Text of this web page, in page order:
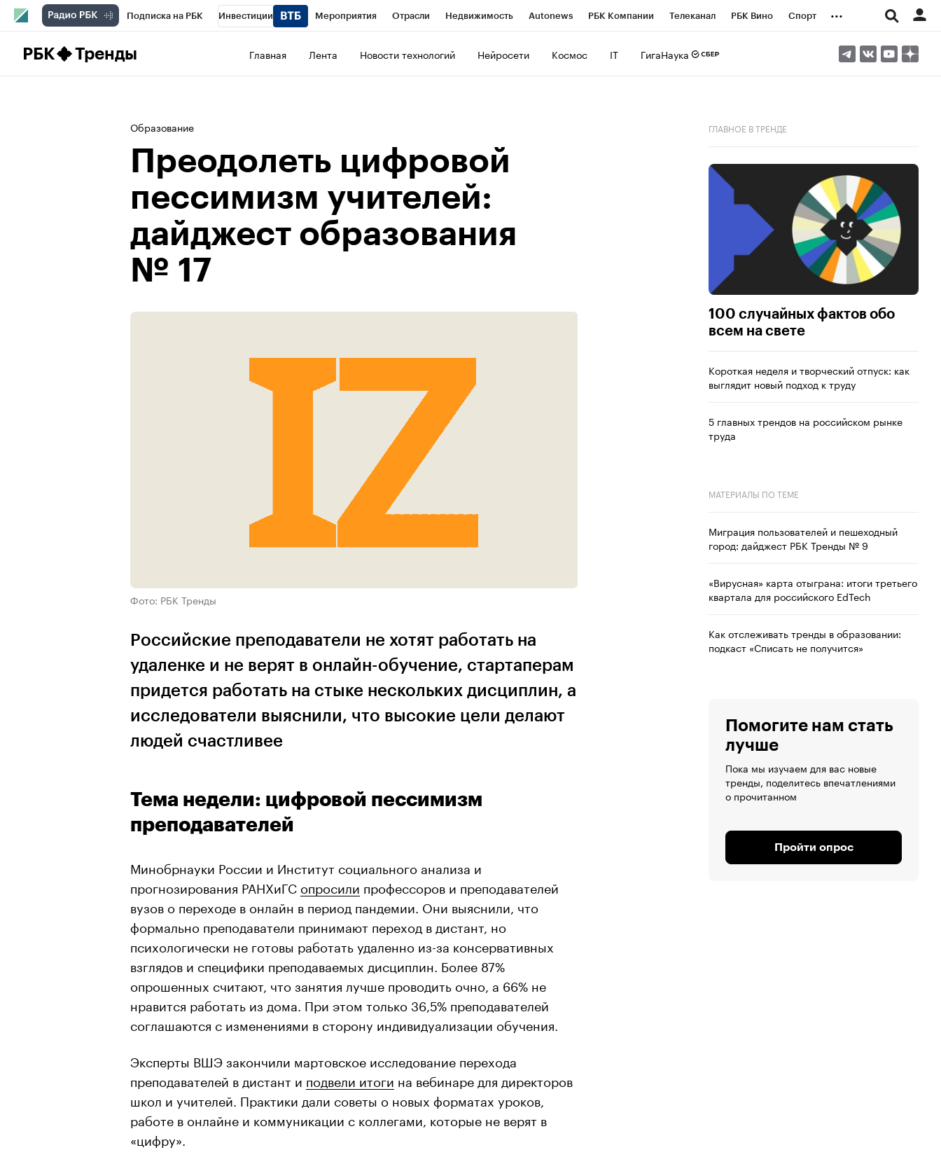
Подписка на РБК Инвестиции Мероприятия Отрасли Недвижимость Autonews РБК Компании Телеканал РБК Вино Спорт ...
РБК Тренды Главная Лента Новости технологий Нейросети Космос IT ГигаНаука
Образование
Преодолеть цифровой
пессимизм учителей:
дайджест образования
№ 17
Фото: РБК Тренды
Российские преподаватели не хотят работать на
удаленке и не верят в онлайн-обучение, стартаперам
придется работать на стыке нескольких дисциплин, а
исследователи выяснили, что высокие цели делают
людей счастливее
Тема недели: цифровой пессимизм
преподавателей
Минобрнауки России и Институт социального анализа и
прогнозирования РАНХиГС опросили профессоров и преподавателей
вузов о переходе в онлайн в период пандемии. Они выяснили, что
формально преподаватели принимают переход в дистант, но
психологически не готовы работать удаленно из-за консервативных
взглядов и специфики преподаваемых дисциплин. Более 87%
опрошенных считают, что занятия лучше проводить очно, а 66% не
нравится работать из дома. При этом только 36,5% преподавателей
соглашаются с изменениями в сторону индивидуализации обучения.
Эксперты ВШЭ закончили мартовское исследование перехода
преподавателей в дистант и подвели итоги на вебинаре для директоров
школ и учителей. Практики дали советы о новых форматах уроков,
работе в онлайне и коммуникации с коллегами, которые не верят в
«цифру».
ГЛАВНОЕ В ТРЕНДЕ
100 случайных фактов обо
всем на свете
Короткая неделя и творческий отпуск: как
выглядит новый подход к труду
5 главных трендов на российском рынке
труда
МАТЕРИАЛЫ ПО ТЕМЕ
Миграция пользователей и пешеходный
город: дайджест РБК Тренды № 9
«Вирусная» карта отыграна: итоги третьего
квартала для российского EdTech
Как отслеживать тренды в образовании:
подкаст «Списать не получится»
Помогите нам стать
лучше
Пока мы изучаем для вас новые
тренды, поделитесь впечатлениями
о прочитанном
Пройти опрос